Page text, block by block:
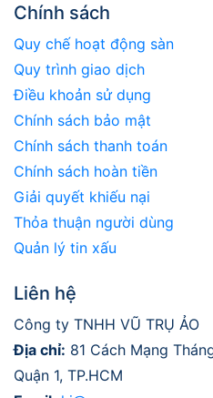
Chính sách
Quy chế hoạt động sàn
Quy trình giao dịch
Điều khoản sử dụng
Chính sách bảo mật
Chính sách thanh toán
Chính sách hoàn tiền
Giải quyết khiếu nại
Thỏa thuận người dùng
Quản lý tin xấu
Liên hệ
Công ty TNHH VŨ TRỤ ẢO
Địa chỉ: 81 Cách Mạng
Quận 1, TP.HCM